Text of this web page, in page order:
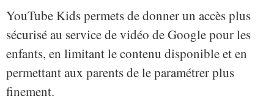
YouTube Kids permets de donner un accès plus
sécurisé au service de vidéo de Google pour les
enfants, en limitant le contenu disponible et en
permettant aux parents de le paramétrer plus
finement.